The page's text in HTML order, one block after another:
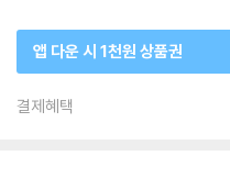
앱 다운 시 1천원 상품권
결제혜택